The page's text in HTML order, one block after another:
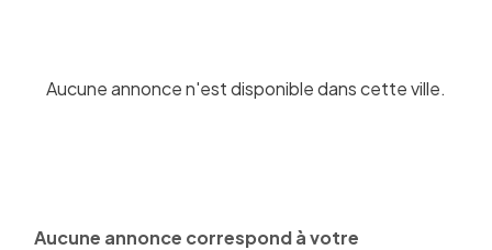
Aucune annonce n'est disponible dans cette ville.
Aucune annonce correspond à votre